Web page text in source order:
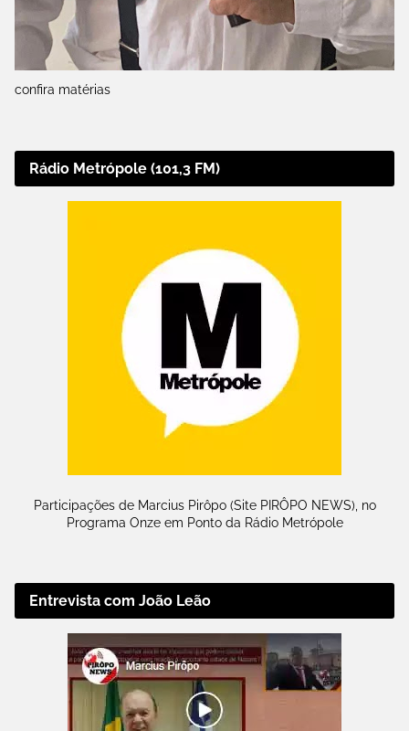
confira matérias
Rádio Metrópole (101,3 FM)
Participações de Marcius Pirôpo (Site PIRÔPO NEWS), no
Programa Onze em Ponto da Rádio Metrópole
Entrevista com João Leão